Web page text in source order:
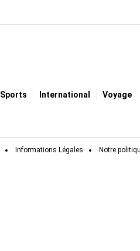
Sports International Voyage
Informations Légales Notre